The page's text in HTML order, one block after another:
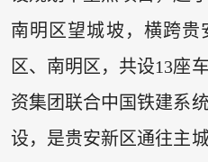
南明区望城坡，横跨
区、南明区，共设13座
资集团联合中国铁建系
设，是贵安新区通往主